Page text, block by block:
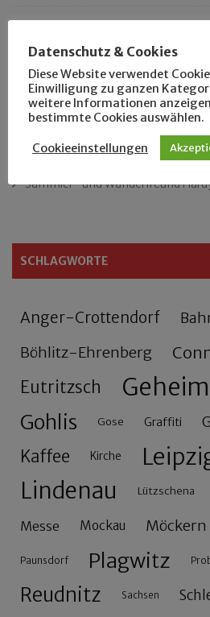
Rennfahrer in Schönefeld und
Zu Fuß durch Anger-Crottendorf
Sammler- und Wanderfreund
SCHLAGWORTE
Anger-Crottendorf
Böhlitz-Ehrenberg
Eutritzsch
Gohlis Gose Graffiti
Kaffee Kirche
Lindenau Lützschena
Messe Mockau Möckern
Paunsdorf Plagwitz
Reudnitz Sachsen
Datenschutz & Cookies
Diese Website verwendet
Einwilligung zu ganzen
weitere Informationen
bestimmte Cookies auswählen.
Cookieeinstellungen